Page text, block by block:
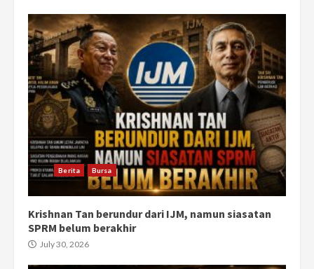
Berita Bursa
Krishnan Tan berundur dari IJM, namun siasatan
SPRM belum berakhir
July 30, 2026